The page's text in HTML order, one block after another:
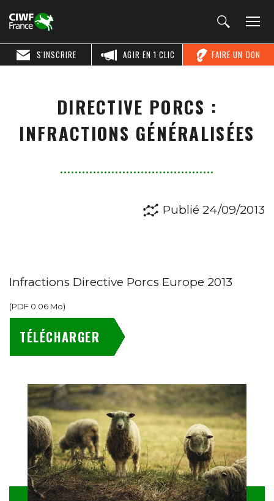
FAIRE UN DON
AGIR EN 1 CLIC
S'INSCRIRE
DIRECTIVE PORCS :
INFRACTIONS GÉNÉRALISÉES
Publié 24/09/2013
Infractions Directive Porcs Europe 2013
(PDF 0.06 Mo)
TÉLÉCHARGER